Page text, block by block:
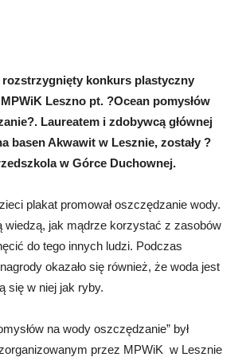
rozstrzygnięty konkurs plastyczny
Leszno pt. ?Ocean pomysłów
Laureatem i zdobywcą głównej
basen Akwawit w Lesznie, zostały ?
w Górce Duchownej.
plakat promował oszczędzanie wody.
wiedzą, jak mądrze korzystać z zasobów
do tego innych ludzi. Podczas
okazało się również, że woda jest
się w niej jak ryby.
na wody oszczędzanie” był
przez MPWiK w Lesznie